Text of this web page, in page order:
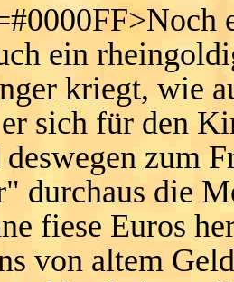
ein
kriegt, wie
sich für den
zum
durchaus die
fiese Euros
von altem